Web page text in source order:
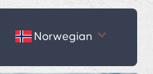
Norwegian